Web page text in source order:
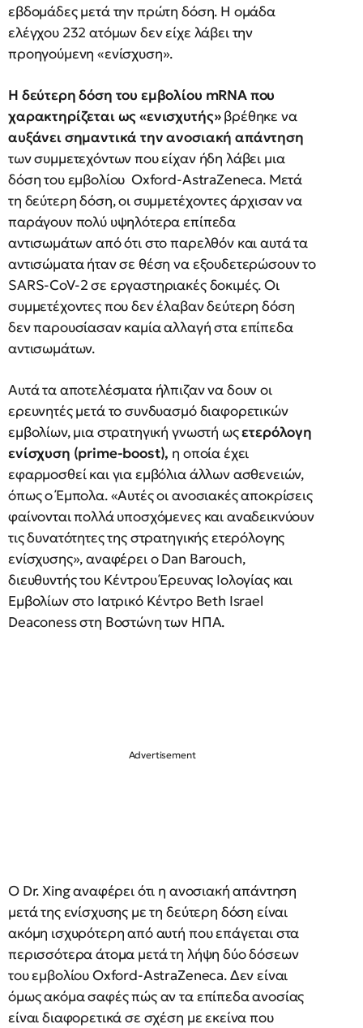
εβδομάδες μετά την πρώτη δόση. Η ομάδα
ελέγχου 232 ατόμων δεν είχε λάβει την
προηγούμενη «ενίσχυση».
Η δεύτερη δόση του εμβολίου mRNA που
χαρακτηρίζεται ως «ενισχυτής»βρέθηκε να
αυξάνει σημαντικά την ανοσιακή απάντηση
των συμμετεχόντων που είχαν ήδη λάβει μια
δόση του εμβολίου Oxford-AstraZeneca. Μετά
τη δεύτερη δόση, οι συμμετέχοντες άρχισαν να
παράγουν πολύ υψηλότερα επίπεδα
αντισωμάτων από ότι στο παρελθόν και αυτά τα
αντισώματα ήταν σε θέση να εξουδετερώσουν το
SARS-CoV-2 σε εργαστηριακές δοκιμές. Οι
συμμετέχοντες που δεν έλαβαν δεύτερη δόση
δεν παρουσίασαν καμία αλλαγή στα επίπεδα
αντισωμάτων.
Αυτά τα αποτελέσματα ήλπιζαν να δουν οι
ερευνητές μετά το συνδυασμό διαφορετικών
εμβολίων, μια στρατηγική γνωστή ωςετερόλογη
ενίσχυση (prime-boost), η οποία έχει
εφαρμοσθεί και για εμβόλια άλλων ασθενειών,
όπως ο Έμπολα. «Αυτές οι ανοσιακές αποκρίσεις
φαίνονται πολλά υποσχόμενες και αναδεικνύουν
τις δυνατότητες της στρατηγικής ετερόλογης
ενίσχυσης», αναφέρει ο Dan Barouch,
διευθυντής του Κέντρου Έρευνας Ιολογίας και
Εμβολίων στο Ιατρικό Κέντρο Beth Israel
Deaconess στη Βοστώνη των ΗΠΑ.
Ο Dr. Xing αναφέρει ότι η ανοσιακή απάντηση
μετά της ενίσχυσης με τη δεύτερη δόση είναι
ακόμη ισχυρότερη από αυτή που επάγεται στα
περισσότερα άτομα μετά τη λήψη δύο δόσεων
του εμβολίου Oxford-AstraZeneca. Δεν είναι
όμως ακόμα σαφές πώς αν τα επίπεδα ανοσίας
είναι διαφορετικά σε σχέση με εκείνα που